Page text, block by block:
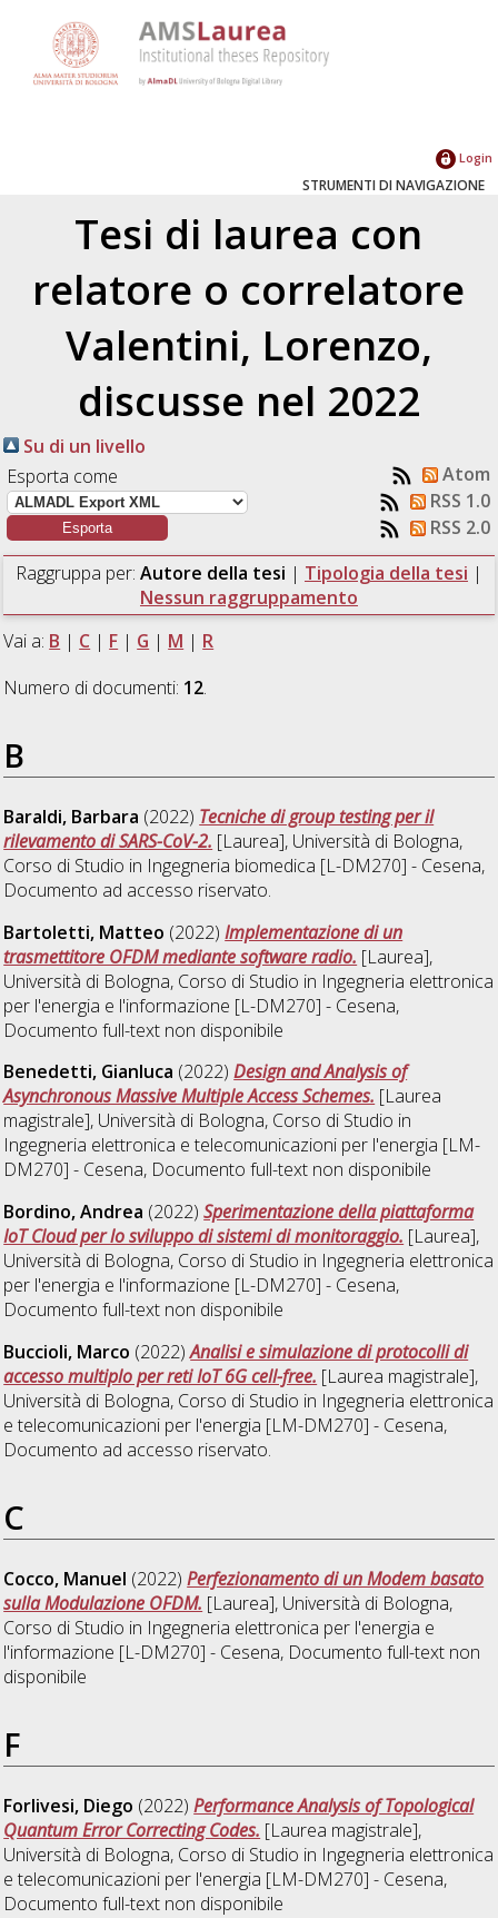
Login
STRUMENTI DI NAVIGAZIONE
Tesi di laurea con
relatore o correlatore
Valentini, Lorenzo,
discusse nel 2022
Su di un livello
Esporta come
Atom
RSS 1.0
RSS 2.0
Raggruppa per: Autore della tesi | Tipologia della tesi |
Nessun raggruppamento
Vai a: B | C | F | G | M | R
Numero di documenti: 12.
B
Baraldi, Barbara (2022) Tecniche di group testing per il
rilevamento di SARS-CoV-2. [Laurea], Università di Bologna,
Corso di Studio in Ingegneria biomedica [L-DM270] - Cesena,
Documento ad accesso riservato.
Bartoletti, Matteo (2022)Implementazione di un
trasmettitore OFDM mediante software radio. [Laurea],
Università di Bologna, Corso di Studio in Ingegneria elettronica
per l'energia e l'informazione [L-DM270] - Cesena,
Documento full-text non disponibile
Benedetti, Gianluca (2022)Design and Analysis of
Asynchronous Massive Multiple Access Schemes. [Laurea
magistrale], Università di Bologna, Corso di Studio in
Ingegneria elettronica e telecomunicazioni per l'energia [LM-
DM270] - Cesena, Documento full-text non disponibile
Bordino, Andrea (2022)Sperimentazione della piattaforma
IoT Cloud per lo sviluppo di sistemi di monitoraggio. [Laurea],
Università di Bologna, Corso di Studio in Ingegneria elettronica
per l'energia e l'informazione [L-DM270] - Cesena,
Documento full-text non disponibile
Buccioli, Marco (2022)Analisi e simulazione di protocolli di
accesso multiplo per reti IoT 6G cell-free. [Laurea magistrale],
Università di Bologna, Corso di Studio in Ingegneria elettronica
e telecomunicazioni per l'energia [LM-DM270] - Cesena,
Documento ad accesso riservato.
C
Cocco, Manuel (2022)Perfezionamento di un Modem basato
sulla Modulazione OFDM. [Laurea], Università di Bologna,
Corso di Studio in Ingegneria elettronica per l'energia e
l'informazione [L-DM270] - Cesena, Documento full-text non
disponibile
F
Forlivesi, Diego (2022)Performance Analysis of Topological
Quantum Error Correcting Codes. [Laurea magistrale],
Università di Bologna, Corso di Studio in Ingegneria elettronica
e telecomunicazioni per l'energia [LM-DM270] - Cesena,
Documento full-text non disponibile